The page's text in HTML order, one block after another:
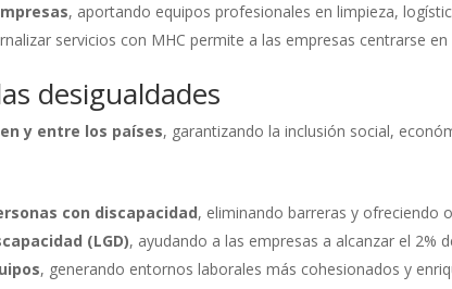
, aportando equipos profesionales en limpieza,
servicios con MHC permite a las empresas centrarse
desigualdades
y entre los países, garantizando la inclusión social,
con discapacidad, eliminando barreras y ofreciendo
(LGD), ayudando a las empresas a alcanzar el 2%
, generando entornos laborales más cohesionados y